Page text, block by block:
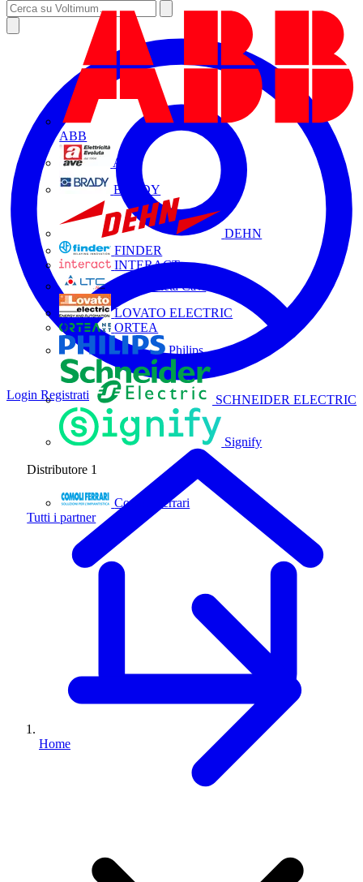
ABB
AVE
BRADY
DEHN
FINDER
INTERACT
La Triveneta Cavi
LOVATO ELECTRIC
ORTEA
Philips
SCHNEIDER ELECTRIC
Signify
Distributore 1
Comoli Ferrari
Tutti i partner
Login Registrati
Home